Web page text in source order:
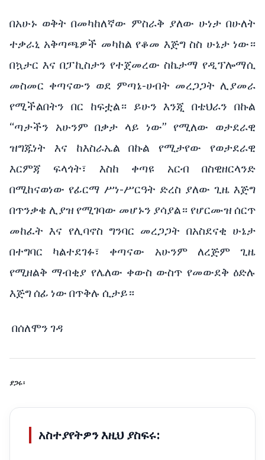
በአሁኑ ወቅት በመካከለኛው ምስራቅ ያለው ሁነታ በሁለት
ተቃራኒ አቅጣጫዎች መካከል የቆመ እጅግ ስስ ሁኔታ ነው።
በኳታር እና በፓኪስታን የተጀመረው ስኬታማ የዲፕሎማሲ
መስመር ቀጣናውን ወደ ምጣኔ-ሀብት መረጋጋት ሊያመራ
የሚችልበትን በር ከፍቷል። ይሁን እንጂ በቴህራን በኩል
“ጣታችን አሁንም በቃታ ላይ ነው” የሚለው ወታደራዊ
ዝግጁነት እና ከእስራኤል በኩል የሚታየው የወታደራዊ
እርምጃ ፍላጎት፣ እስከ ቀጣዩ አርብ በስዊዘርላንድ
በሚከናወነው የፊርማ ሥነ-ሥርዓት ድረስ ያለው ጊዜ እጅግ
በጥንቃቄ ሊያዝ የሚገባው መሆኑን ያሳያል። የሆርሙዝ ሰርጥ
መከፈት እና የሊባኖስ ግንባር መረጋጋት በአስደናቂ ሁኔታ
በተግባር ካልተደገፉ፣ ቀጣናው አሁንም ለረጅም ጊዜ
የሚዘልቅ ማብቂያ የሌለው ቀውስ ውስጥ የመውደቅ ዕድሉ
እጅግ ሰፊ ነው በጥቅሉ ሲታይ።
በሰለሞን ገዳ
ያጋሩ፡
አስተያየትዎን እዚህ ያስፍሩ: